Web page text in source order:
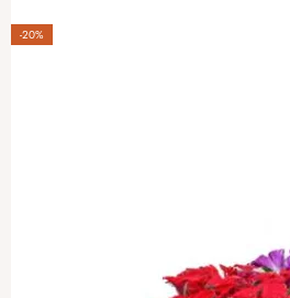
-20%